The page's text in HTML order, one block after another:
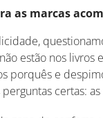
as marcas
estão nos
porquês e
certas: